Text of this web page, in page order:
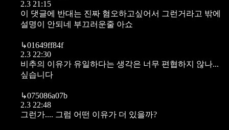
2.3 21:15
이 댓글에 반대는 진짜 혐오하고싶어서 그런거라고 밖에
설명이 안되네 부끄러운줄 아쇼
↳01649ff84f
2.3 22:30
비추의 이유가 유일하다는 생각은 너무 편협하지 않나...
싶습니다
↳075086a07b
2.3 22:48
그런가.... 그럼 어떤 이유가 더 있을까?